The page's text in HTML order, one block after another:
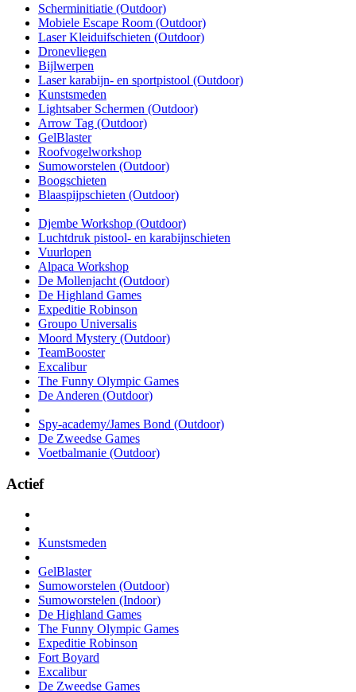
Scherminitiatie (Outdoor)
Mobiele Escape Room (Outdoor)
Laser Kleiduifschieten (Outdoor)
Dronevliegen
Bijlwerpen
Laser karabijn- en sportpistool (Outdoor)
Kunstsmeden
Lightsaber Schermen (Outdoor)
Arrow Tag (Outdoor)
GelBlaster
Roofvogelworkshop
Sumoworstelen (Outdoor)
Boogschieten
Blaaspijpschieten (Outdoor)
Djembe Workshop (Outdoor)
Luchtdruk pistool- en karabijnschieten
Vuurlopen
Alpaca Workshop
De Mollenjacht (Outdoor)
De Highland Games
Expeditie Robinson
Groupo Universalis
Moord Mystery (Outdoor)
TeamBooster
Excalibur
The Funny Olympic Games
De Anderen (Outdoor)
Spy-academy/James Bond (Outdoor)
De Zweedse Games
Voetbalmanie (Outdoor)
Actief
Kunstsmeden
GelBlaster
Sumoworstelen (Outdoor)
Sumoworstelen (Indoor)
De Highland Games
The Funny Olympic Games
Expeditie Robinson
Fort Boyard
Excalibur
De Zweedse Games